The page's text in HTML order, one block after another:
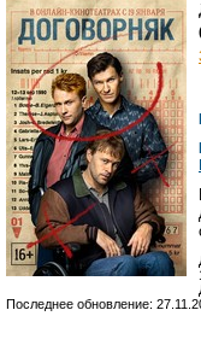
Последнее обновление: